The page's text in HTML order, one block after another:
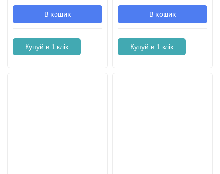
В кошик
Купуй в 1 клік
В кошик
Купуй в 1 клік